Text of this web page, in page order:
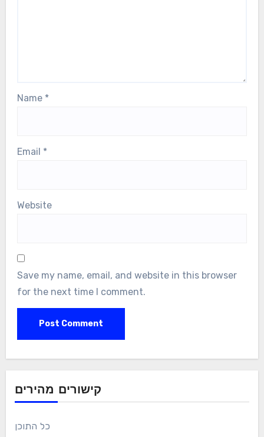
Name *
Email *
Website
Save my name, email, and website in this browser
for the next time I comment.
קישורים מהירים
כל התוכן